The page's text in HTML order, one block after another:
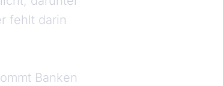
fehlt darin
Banken